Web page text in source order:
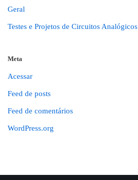
Geral
Testes e Projetos de Circuitos Analógicos
Meta
Acessar
Feed de posts
Feed de comentários
WordPress.org